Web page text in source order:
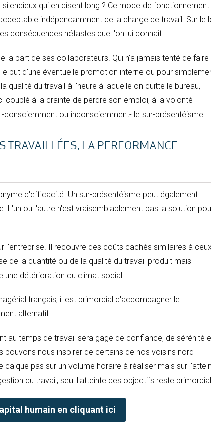
qui en disent long ? Ce mode de fonctionnement
indépendamment de la charge de travail. Sur le
conséquences néfastes que l'on lui connait.
part de ses collaborateurs. Qui n'a jamais tenté de faire
but d'une éventuelle promotion interne ou pour
du travail à l'heure à laquelle on quitte le bureau,
couplé à la crainte de perdre son emploi, à la volonté
ou inconsciemment- le sur-présentéisme.
TRAVAILLÉES, LA PERFORMANCE
d'efficacité. Un sur-présentéisme peut également
L'un ou l'autre n'est vraisemblablement pas la solution
l'entreprise. Il recouvre des coûts cachés similaires à
de la quantité ou de la qualité du travail produit mais
une détérioration du climat social.
français, il est primordial d'accompagner le
alternatif.
au temps de travail sera gage de confiance, de sérénité
nous inspirer de certains de nos voisins nord
pas sur un volume horaire à réaliser mais sur
du travail, seul l'atteinte des objectifs reste
humain en cliquant ici